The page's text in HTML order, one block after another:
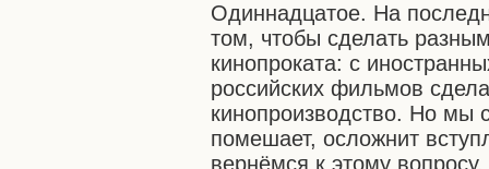
Одиннадцатое. На
том, чтобы сделать
кинопроката: с
российских фильмов
кинопроизводство. Но мы
помешает, осложнит
вернёмся к этому вопросу.